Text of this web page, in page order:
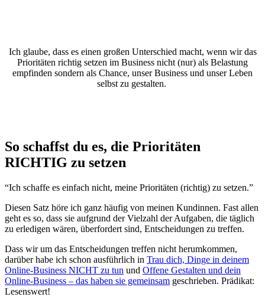
Ich glaube, dass es einen großen Unterschied macht, wenn wir das
Prioritäten richtig setzen im Business nicht (nur) als Belastung
empfinden sondern als Chance, unser Business und unser Leben
selbst zu gestalten.
So schaffst du es, die Prioritäten
RICHTIG zu setzen
“Ich schaffe es einfach nicht, meine Prioritäten (richtig) zu setzen.”
Diesen Satz höre ich ganz häufig von meinen Kundinnen. Fast allen
geht es so, dass sie aufgrund der Vielzahl der Aufgaben, die täglich
zu erledigen wären, überfordert sind, Entscheidungen zu treffen.
Dass wir um das Entscheidungen treffen nicht herumkommen,
darüber habe ich schon ausführlich in Trau dich, Dinge in deinem
Online-Business NICHT zu tun und Offene Gestalten und dein
Online-Business – das haben sie gemeinsam geschrieben. Prädikat:
Lesenswert!